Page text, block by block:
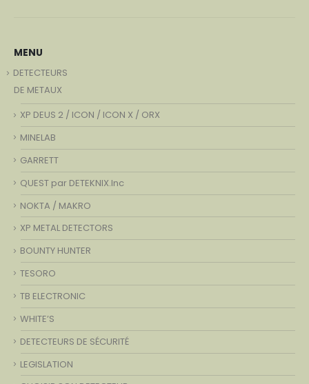
MENU
DETECTEURS
DE METAUX
XP DEUS 2 / ICON / ICON X / ORX
MINELAB
GARRETT
QUEST par DETEKNIX.Inc
NOKTA / MAKRO
XP METAL DETECTORS
BOUNTY HUNTER
TESORO
TB ELECTRONIC
WHITE’S
DETECTEURS DE SÉCURITÉ
LEGISLATION